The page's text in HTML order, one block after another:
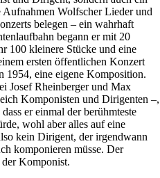
Aufnahmen Wolfscher Lieder und
belegen – ein wahrhaft
begann er mit 20
100 kleinere Stücke und eine
ersten öffentlichen Konzert
1954, eine eigene Komposition.
Josef Rheinberger und Max
Komponisten und Dirigenten –,
er einmal der berühmteste
wohl aber alles auf eine
kein Dirigent, der irgendwann
komponieren müsse. Der
Komponist.